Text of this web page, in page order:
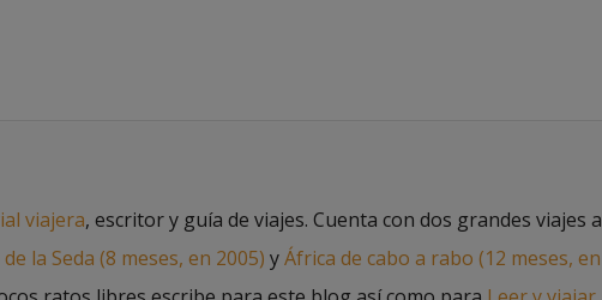
viajera, escritor y guía de viajes. Cuenta con dos grandes viajes a
la Seda (8 meses, en 2005) yÁfrica de cabo a rabo (12 meses, en